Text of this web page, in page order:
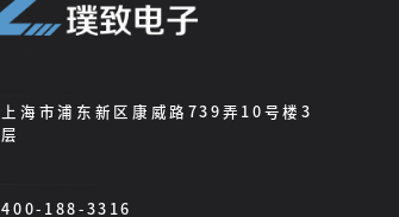
上海市浦东新区康威路739弄10号楼3
层
400-188-3316